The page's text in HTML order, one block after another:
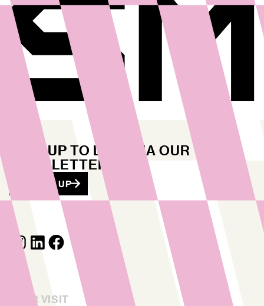
YOUR VISIT
STAY UP TO DATE VIA OUR
NEWSLETTER
SIGN ME UP